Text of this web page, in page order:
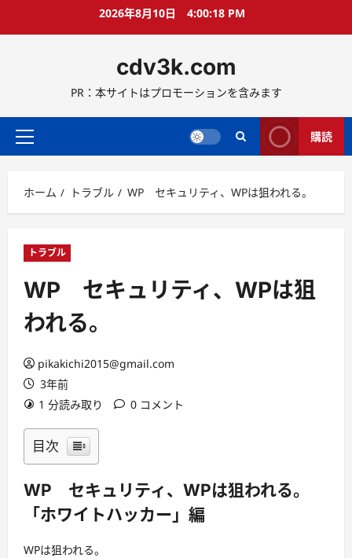
ス
ッ
2026年8月10日 4:00:19 PM
cdv3k.com
PR：本サイトはプロモーションを含みます
メ
メ
ニ
ー
購読
ホーム トラブル WP セキュリティ、WPは狙われる。
トラブル
WP セキュリティ、WPは狙
われる。
pikakichi2015@gmail.com
3年前
1 分読み取り
0 コメント
目次
WP セキュリティ、WPは狙われる。
「ホワイトハッカー」編
WPは狙われる。